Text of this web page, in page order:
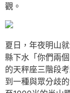
觀。
夏日，年夜明山
縣下水「你們兩
的天秤座三階段
到一種與眾分歧